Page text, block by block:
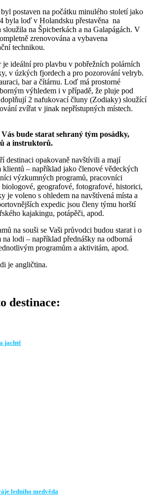
postaven na počátku minulého století jako
byla loď v Holandsku přestavěna na
sloužila na Špicberkách a na Galapágách. V
zrenovována a vybavena
technikou.
je ideální pro plavbu v pobřežních polárních
v úzkých fjordech a pro pozorování velryb.
bar a čítárnu. Loď má prostorné
výhledem i v případě, že pluje pod
2 nafukovací čluny (Zodiaky) sloužící
zvířat v jinak nepřístupných místech.
Vás bude starat sehraný tým posádky,
a instruktorů.
destinaci opakovaně navštívili a mají
klientů – například jako členové vědeckých
výzkumných programů, pracovníci
geografové, fotografové, historici,
je voleno s ohledem na navštívená místa a
expedic jsou členy týmu horští
kajakingu, potápěči, apod.
na souši se Vaši průvodci budou starat i o
lodi – například přednášky na odborná
programům a aktivitám, apod.
je angličtina.
destinace:
jachtě
ledního medvěda